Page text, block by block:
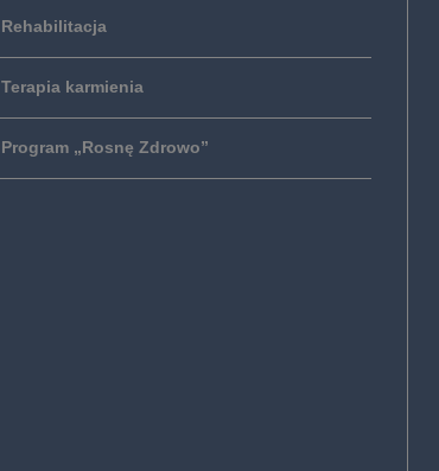
Rehabilitacja
Terapia karmienia
Program „Rosnę Zdrowo”